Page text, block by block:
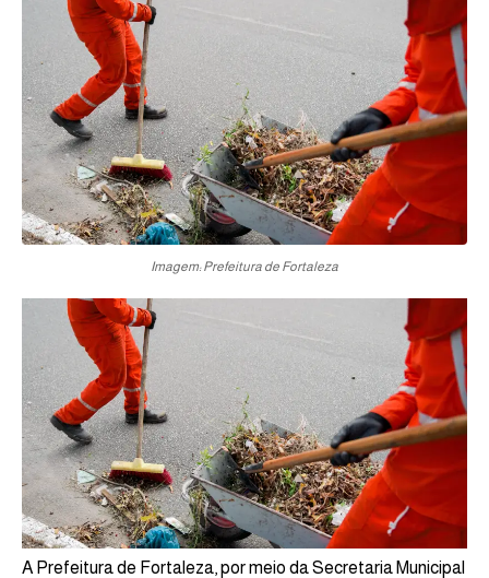
Imagem: Prefeitura de Fortaleza
A Prefeitura de Fortaleza, por meio da Secretaria Municipal